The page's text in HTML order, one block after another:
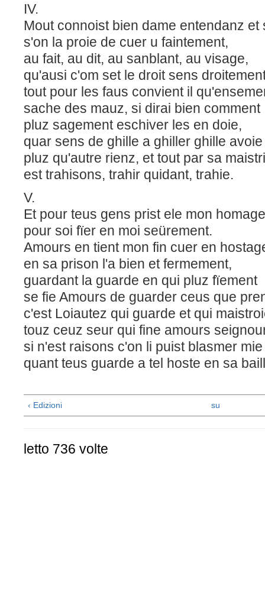
IV.
Mout connoist bien dame entendanz
s'on la proie de cuer u faintement,
au fait, au dit, au sanblant, au visage,
qu'ausi c'om set le droit sens
tout pour les faus convient il
sache des mauz, si dirai bien comment
pluz sagement eschiver les en doie,
quar sens de ghille a ghiller ghille
pluz qu'autre rienz, et tout par sa
est trahisons, trahir quidant, trahie.
V.
Et pour teus gens prist ele mon
pour soi fïer en moi seürement.
Amours en tient mon fin cuer en
en sa prison l'a bien et fermement,
guardant la guarde en qui pluz fïement
se fie Amours de guarder ceus que
c'est Loiautez qui guarde et qui
touz ceuz seur qui fine amours
si n'est raisons c'on li puist blasmer
quant teus guarde a tel hoste en sa
‹ Edizioni su
letto 736 volte